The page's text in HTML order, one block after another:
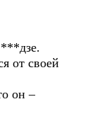
***дзе.
от своей
он –